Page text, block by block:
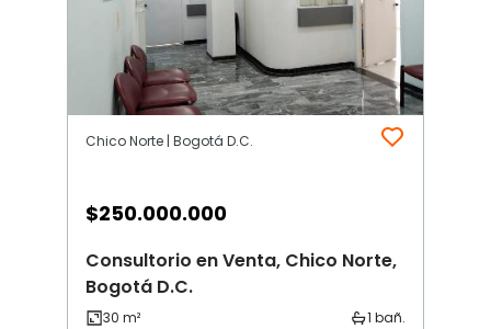
Chico Norte | Bogotá D.C.
$250.000.000
Consultorio en Venta, Chico Norte,
Bogotá D.C.